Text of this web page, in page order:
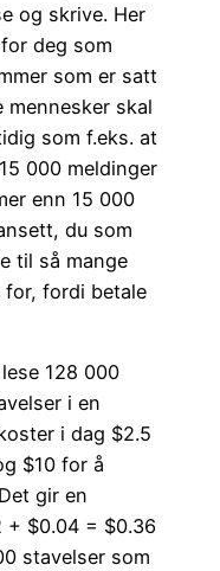
og skrive. Her
deg som
som er satt
mennesker skal
som f.eks. at
000 meldinger
enn 15 000
du som
til så mange
for, fordi betale
128 000
i en
i dag $2.5
$10 for å
gir en
+ $0.04 = $0.36
stavelser som